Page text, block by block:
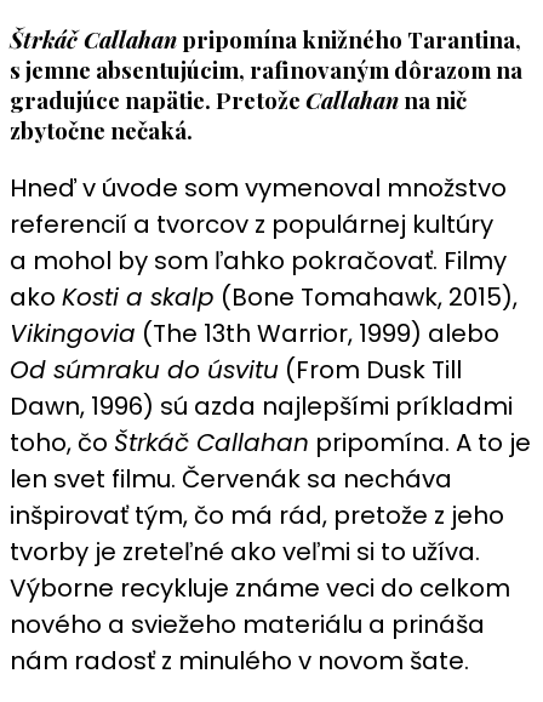
Štrkáč Callahan pripomína knižného Tarantina,
s jemne absentujúcim, rafinovaným dôrazom na
gradujúce napätie. Pretože Callahan na nič
zbytočne nečaká.
Hneď v úvode som vymenoval množstvo
referencií a tvorcov z populárnej kultúry
a mohol by som ľahko pokračovať. Filmy
ako Kosti a skalp (Bone Tomahawk, 2015),
Vikingovia (The 13th Warrior, 1999) alebo
Od súmraku do úsvitu (From Dusk Till
Dawn, 1996) sú azda najlepšími príkladmi
toho, čo Štrkáč Callahan pripomína. A to je
len svet filmu. Červenák sa necháva
inšpirovať tým, čo má rád, pretože z jeho
tvorby je zreteľné ako veľmi si to užíva.
Výborne recykluje známe veci do celkom
nového a sviežeho materiálu a prináša
nám radosť z minulého v novom šate.